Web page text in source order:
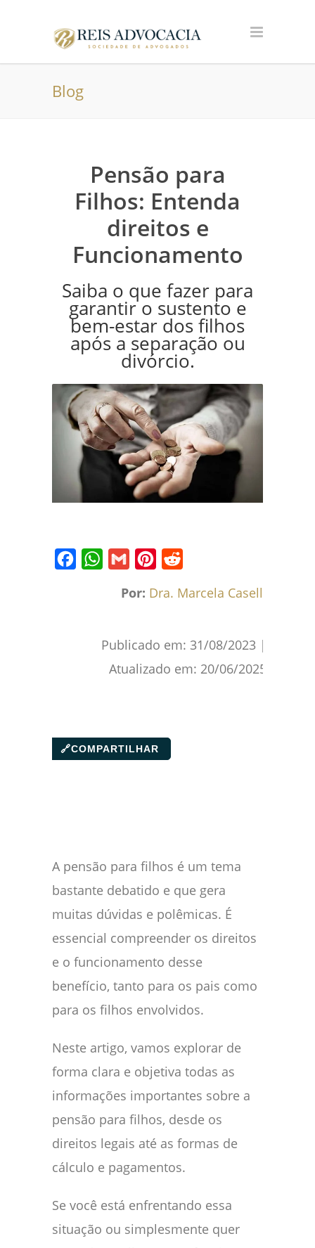
Blog
Pensão para
Filhos: Entenda
direitos e
Funcionamento
Saiba o que fazer para
garantir o sustento e
bem-estar dos filhos
após a separação ou
divórcio.
Por: Dra. Marcela Caselli
Publicado em: 31/08/2023 |
Atualizado em: 20/06/2025
🔗COMPARTILHAR
A pensão para filhos é um tema
bastante debatido e que gera
muitas dúvidas e polêmicas. É
essencial compreender os direitos
e o funcionamento desse
benefício, tanto para os pais como
para os filhos envolvidos.
Neste artigo, vamos explorar de
forma clara e objetiva todas as
informações importantes sobre a
pensão para filhos, desde os
direitos legais até as formas de
cálculo e pagamentos.
Se você está enfrentando essa
situação ou simplesmente quer